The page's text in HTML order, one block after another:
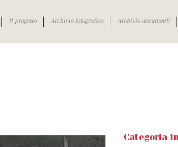
Il progetto Archivio fotografico Archivio documenti
Categoria